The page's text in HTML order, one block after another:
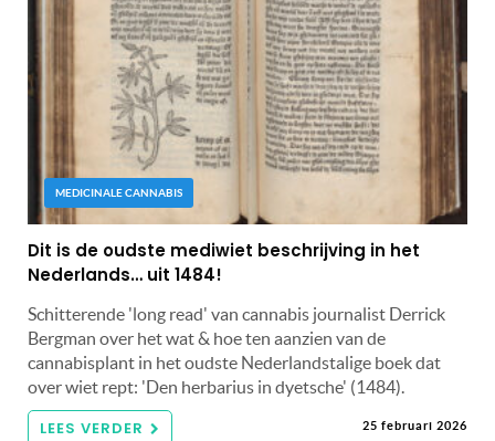
MEDICINALE CANNABIS
Dit is de oudste mediwiet beschrijving in het
Nederlands… uit 1484!
Schitterende 'long read' van cannabis journalist Derrick
Bergman over het wat & hoe ten aanzien van de
cannabisplant in het oudste Nederlandstalige boek dat
over wiet rept: 'Den herbarius in dyetsche' (1484).
LEES VERDER 25 februari 2026